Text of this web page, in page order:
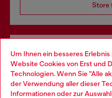
Um Ihnen ein besseres
Website Cookies von Erst und
Technologien. Wenn Sie "Alle
der Verwendung aller dieser
Informationen oder zur
Store
Omnichannel-Services
Entdecke unser gesamtes
im Store.
Choose your location